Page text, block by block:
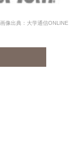
画像出典：大学通信ONLINE